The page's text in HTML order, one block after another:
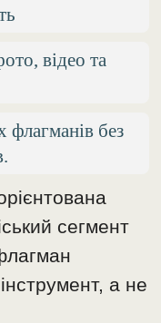
відео та
флагманів без
сегмент
а не